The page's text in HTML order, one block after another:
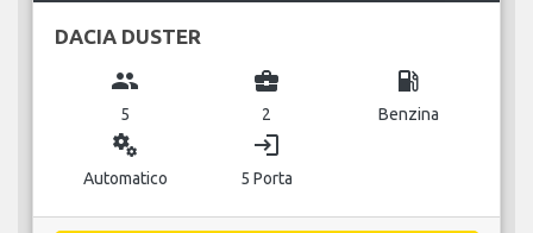
DACIA DUSTER
group
5
business_center
2
local_gas_station
Benzina
miscellaneous_services
Automatico
login
5 Porta